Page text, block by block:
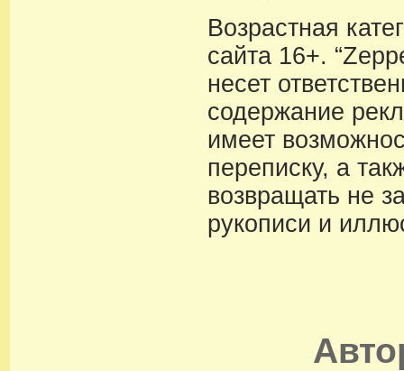
Возрастная
сайта 16+.
несет
содержание
имеет
переписку, а
возвращать не
рукописи и